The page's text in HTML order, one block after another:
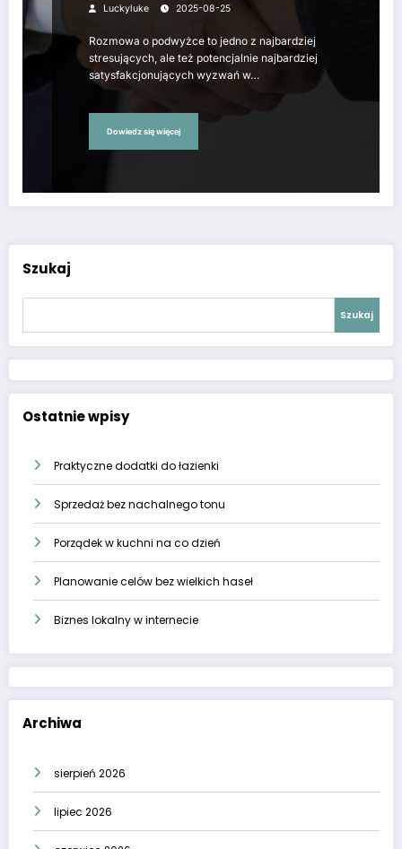
Luckyluke 2025-08-25
Rozmowa o podwyżce to jedno z najbardziej
stresujących, ale też potencjalnie najbardziej
satysfakcjonujących wyzwań w…
Dowiedz się więcej
Szukaj
Szukaj
Ostatnie wpisy
Praktyczne dodatki do łazienki
Sprzedaż bez nachalnego tonu
Porządek w kuchni na co dzień
Planowanie celów bez wielkich haseł
Biznes lokalny w internecie
Archiwa
sierpień 2026
lipiec 2026